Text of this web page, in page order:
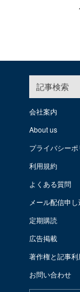
記事検索
会社案内
About us
プライバシーポ
利用規約
よくある質問
メール配信申
定期購読
広告掲載
著作権と記事利
お問い合わせ